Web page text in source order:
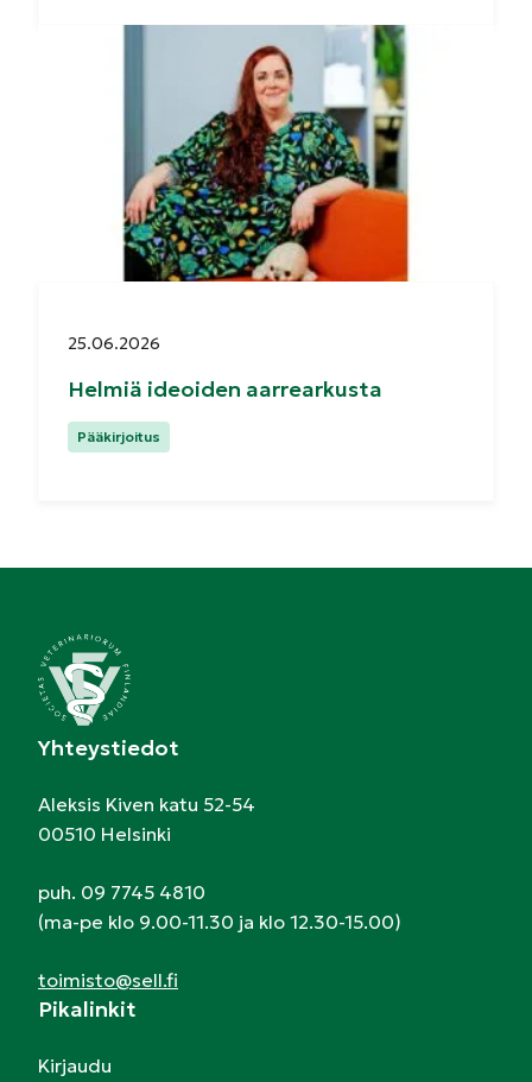
Helmiä ideoiden aarrearkusta
Julkaistu:
25.06.2026
Kategoriat:
Pääkirjoitus
Yhteystiedot
Aleksis Kiven katu 52-54
00510 Helsinki
puh. 09 7745 4810
(ma-pe klo 9.00-11.30 ja klo 12.30-15.00)
toimisto@sell.fi
Pikalinkit
Kirjaudu